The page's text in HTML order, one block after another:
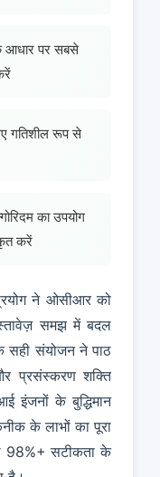
आधार पर सबसे
गतिशील रूप से
का उपयोग
करें
ने ओसीआर को
समझ में बदल
सही संयोजन ने पाठ
प्रसंस्करण शक्ति
इंजनों के बुद्धिमान
के लाभों का पूरा
98%+ सटीकता के